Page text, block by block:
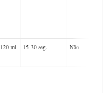
120 ml 15-30 seg. Não